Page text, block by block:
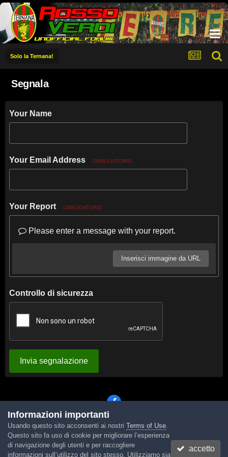
Solo la Ternana!
Segnala
Your Name
Your Email Address OBBLIGATORIO
Your Report OBBLIGATORIO
Please enter a message with your report.
Inserisci immagine da URL
Controllo di sicurezza
Invia segnalazione
Lingua Tema Contattaci Cookies
Powered by Invision Community
Informazioni importanti
Usando questo sito acconsenti ai nostri Terms of Use.
Questo sito fa uso di cookie per migliorare l’esperienza
di navigazione degli utenti e per raccogliere
informazioni sull’utilizzo del sito stesso. Utilizziamo sia
accetto